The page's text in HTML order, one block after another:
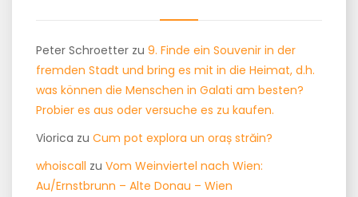
Peter Schroetter zu 9. Finde ein Souvenir in der
fremden Stadt und bring es mit in die Heimat, d.h.
was können die Menschen in Galati am besten?
Probier es aus oder versuche es zu kaufen.
Viorica zu Cum pot explora un oraș străin?
whoiscall zu Vom Weinviertel nach Wien:
Au/Ernstbrunn – Alte Donau – Wien